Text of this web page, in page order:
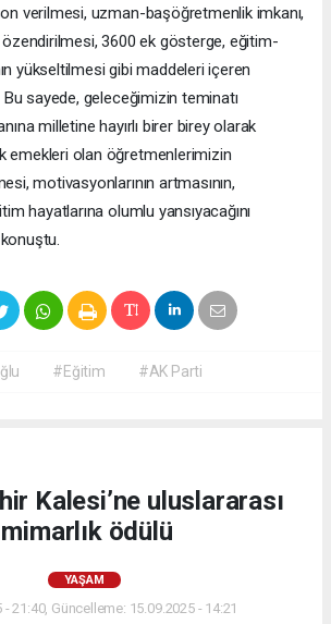
verilmesi, uzman-başöğretmenlik imkanı,
3600 ek gösterge, eğitim-
yükseltilmesi gibi maddeleri içeren
sayede, geleceğimizin teminatı
milletine hayırlı birer birey olarak
emekleri olan öğretmenlerimizin
motivasyonlarının artmasının,
hayatlarına olumlu yansıyacağını
#Eğitim #AK Parti
Kalesi’ne uluslararası
mimarlık ödülü
YAŞAM
- 21:40, Güncelleme: 15.09.2025 - 14:21